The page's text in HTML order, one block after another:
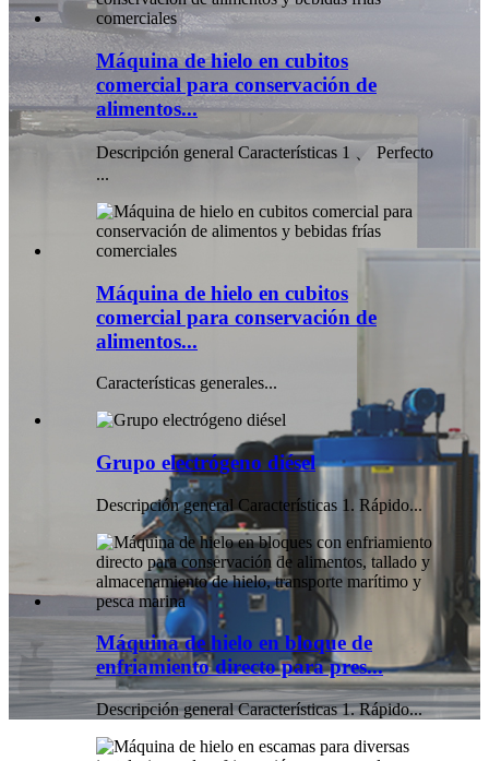
Máquina de hielo en cubitos
comercial para conservación de
alimentos...
Descripción general Características 1 、 Perfecto
...
Máquina de hielo en cubitos
comercial para conservación de
alimentos...
Características generales...
Grupo electrógeno diésel
Descripción general Características 1. Rápido...
Máquina de hielo en bloque de
enfriamiento directo para pres...
Descripción general Características 1. Rápido...